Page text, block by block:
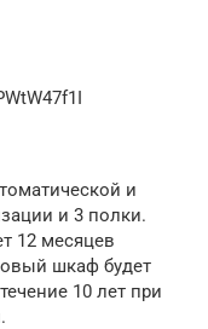
и
и 3 полки.
12 месяцев
шкаф будет
10 лет при